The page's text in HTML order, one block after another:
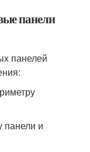
панели
панелей
панели и